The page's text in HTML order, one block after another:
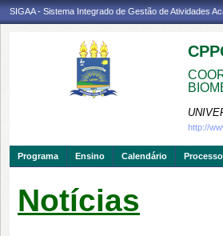
SIGAA - Sistema Integrado de Gestão de Atividades
http://
Programa Ensino Calendário
Notícias